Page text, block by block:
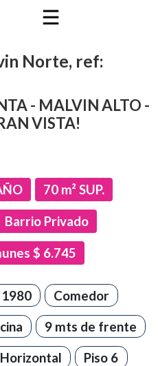
Norte, ref:
- MALVIN ALTO -
VISTA!
70m² SUP.
Barrio Privado
$ 6.745
Comedor
9 mts de frente
Piso 6